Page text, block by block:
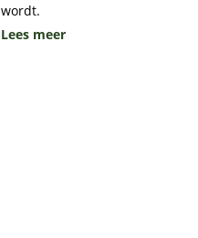
wordt.
Lees meer